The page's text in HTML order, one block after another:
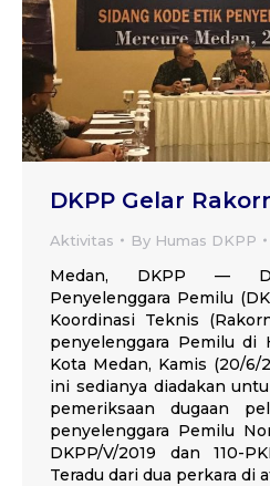
DKPP Gelar
Aktivitas By Humas DKPP
Medan, DKPP —
Penyelenggara Pemilu
Koordinasi Teknis
penyelenggara Pemilu di
Kota Medan, Kamis (20/6/
ini sedianya diadakan
pemeriksaan dugaan
penyelenggara Pemilu
DKPP/V/2019 dan 110-
Teradu dari dua perkara di